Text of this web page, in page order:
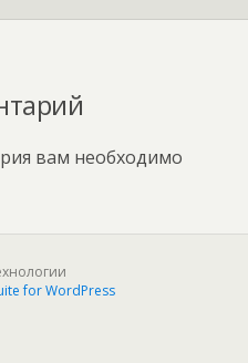
вам необходимо
for WordPress